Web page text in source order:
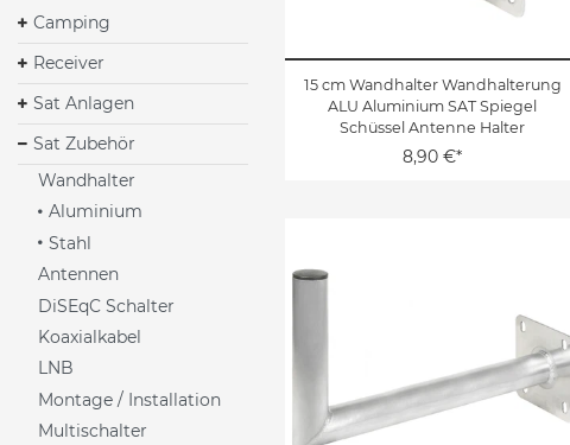
Camping
Receiver
Sat Anlagen
Sat Zubehör
Wandhalter
Aluminium
Stahl
Antennen
DiSEqC Schalter
Koaxialkabel
LNB
Montage / Installation
Multischalter
15 cm Wandhalter Wandhalterung
ALU Aluminium SAT Spiegel
Schüssel Antenne Halter
8,90 €*